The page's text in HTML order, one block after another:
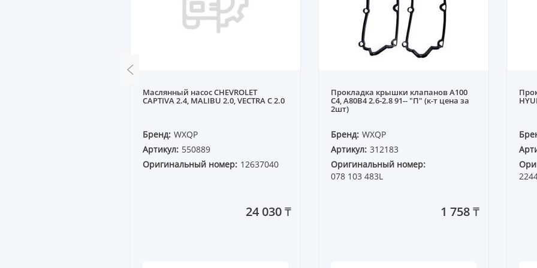
Маслянный насос CHEVROLET
CAPTIVA 2.4, MALIBU 2.0, VECTRA C 2.0
Бренд: WXQP
Артикул: 550889
Оригинальный номер: 12637040
24 030 ₸
Прокладка крышки клапанов A100
C4, A80B4 2.6-2.8 91-- "П" (к-т цена за
2шт)
Бренд: WXQP
Артикул: 312183
Оригинальный номер:
078 103 483L
1 758 ₸